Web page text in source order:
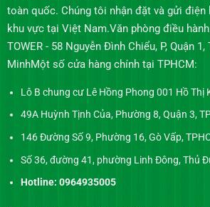
toàn quốc. Chúng tôi nhận đặt và gửi
khu vực tại Việt Nam.Văn phòng điều
TOWER - 58 Nguyễn Đình Chiểu, P, Quận
MinhMột số cửa hàng chính tại TPHCM:
Lô B chung cư Lê Hồng Phong 001 Hồ Thị
49A Huỳnh Tịnh Của, Phường 8, Quận 3,
146 Đường Số 9, Phường 16, Gò Vấp,
Số 36, đường 41, phường Linh Đông, Thủ
Hotline: 0964935005